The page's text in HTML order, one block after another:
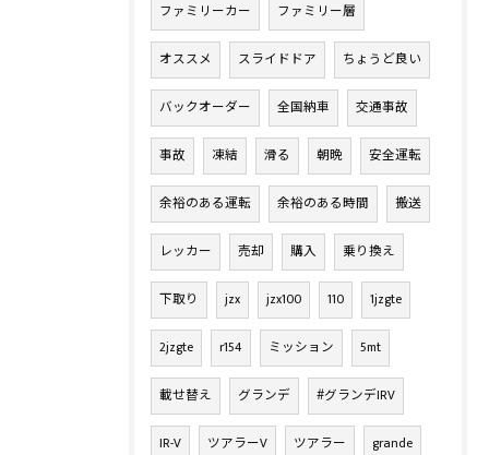
ファミリーカー ファミリー層
オススメ スライドドア ちょうど良い
バックオーダー 全国納車 交通事故
事故 凍結 滑る 朝晩 安全運転
余裕のある運転 余裕のある時間 搬送
レッカー 売却 購入 乗り換え
下取り jzx jzx100 110 1jzgte
2jzgte r154 ミッション 5mt
載せ替え グランデ #グランデIRV
IR-V ツアラーV ツアラー grande